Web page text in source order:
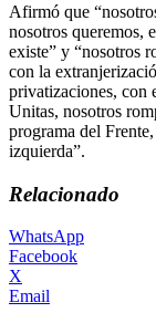
Afirmó que
nosotros queremos,
existe” y “nosotros
con la
privatizaciones, con
Unitas, nosotros
programa del
izquierda”.
Relacionado
WhatsApp
Facebook
X
Email